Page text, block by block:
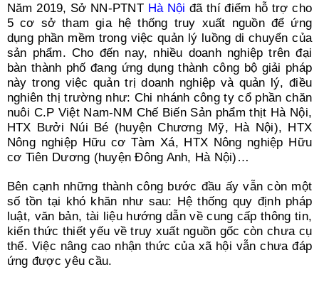
Năm 2019, Sở NN-PTNT Hà Nội đã thí điểm hỗ trợ cho
5 cơ sở tham gia hệ thống truy xuất nguồn để ứng
dụng phần mềm trong việc quản lý luồng di chuyển của
sản phẩm. Cho đến nay, nhiều doanh nghiệp trên đại
bàn thành phố đang ứng dụng thành công bộ giải pháp
này trong việc quản trị doanh nghiệp và quản lý, điều
nghiên thị trường như: Chi nhánh công ty cổ phần chăn
nuôi C.P Việt Nam-NM Chế Biến Sản phẩm thịt Hà Nội,
HTX Bưởi Núi Bé (huyện Chương Mỹ, Hà Nội), HTX
Nông nghiệp Hữu cơ Tàm Xá, HTX Nông nghiệp Hữu
cơ Tiên Dương (huyện Đông Anh, Hà Nội)…
Bên cạnh những thành công bước đầu ấy vẫn còn một
số tồn tại khó khăn như sau: Hệ thống quy định pháp
luật, văn bản, tài liệu hướng dẫn về cung cấp thông tin,
kiến thức thiết yếu về truy xuất nguồn gốc còn chưa cụ
thể. Việc nâng cao nhận thức của xã hội vẫn chưa đáp
ứng được yêu cầu.